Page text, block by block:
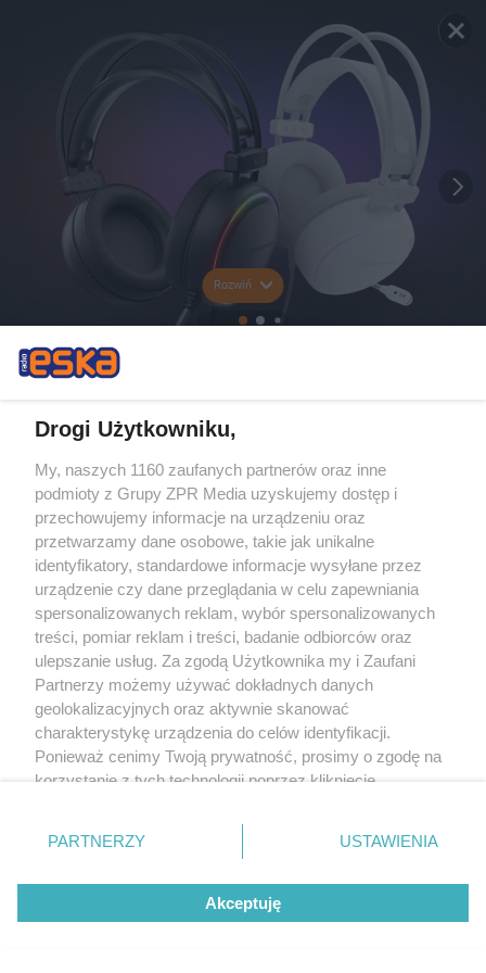
Rozwiń
Drogi Użytkowniku,
My, naszych 1160 zaufanych partnerów oraz inne
podmioty z Grupy ZPR Media uzyskujemy dostęp i
przechowujemy informacje na urządzeniu oraz
przetwarzamy dane osobowe, takie jak unikalne
identyfikatory, standardowe informacje wysyłane przez
urządzenie czy dane przeglądania w celu zapewniania
spersonalizowanych reklam, wybór spersonalizowanych
treści, pomiar reklam i treści, badanie odbiorców oraz
ulepszanie usług. Za zgodą Użytkownika my i Zaufani
Partnerzy możemy używać dokładnych danych
geolokalizacyjnych oraz aktywnie skanować
charakterystykę urządzenia do celów identyfikacji.
Ponieważ cenimy Twoją prywatność, prosimy o zgodę na
korzystanie z tych technologii poprzez kliknięcie
zmienić/wycofać klikając przycisk ustawień prywatności
znajdujący się w lewym dolnym rogu strony
rodzaje przetwarzania danych nie wymagają zgody
użytkownika, ale masz prawo sprzeciwić się takiemu
przetwarzaniu. Preferencje będą miały zastosowanie tylko
PARTNERZY USTAWIENIA
Akceptuję